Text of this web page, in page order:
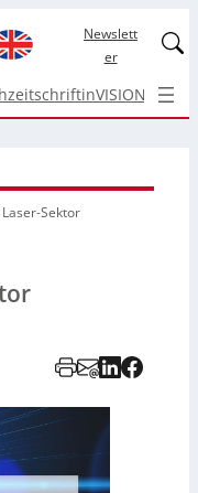
Newslett
er
inVISION Top
Sektor